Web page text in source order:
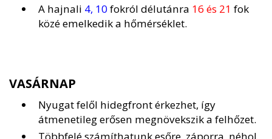
A hajnali 4, 10fokról délutánra 16 és 21 fok
közé emelkedik a hőmérséklet.
VASÁRNAP
Nyugat felől hidegfront érkezhet, így
átmenetileg erősen megnövekszik a felhőzet.